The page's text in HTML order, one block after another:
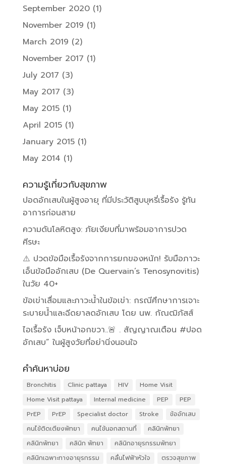
September 2020(1)
November 2019 (1)
March 2019 (2)
November 2017 (1)
July 2017 (3)
May 2017 (3)
May 2015(1)
April 2015(1)
January 2015(1)
May 2014 (1)
ความรู้เกี่ยวกับสุขภาพ
ปอดอักเสบในผู้สูงอายุ ที่มีประวัติสูบบุหรี่เรื้อรัง รู้ทัน
อาการก่อนสาย
ความดันโลหิตสูง: ภัยเงียบที่มาพร้อมอาการปวด
ศีรษะ
⚠️ ปวดข้อมือเรื้อรังจากการยกของหนัก! รับมือภาวะ
เอ็นข้อมืออักเสบ (De Quervain’s Tenosynovitis)
ในวัย 40+
ข้อเข่าเสื่อมและภาวะน้ำในข้อเข่า: กรณีศึกษาการเจาะ
ระบายน้ำและฉีดยาลดอักเสบ โดย นพ. กัณฒิภัสส์
ไอเรื้อรัง เจ็บหน้าอกขวา..🚨 . สัญญาณเตือน #ปอด
อักเสบ” ในผู้สูงวัยที่อย่านิ่งนอนใจ
คำค้นหาบ่อย
Bronchitis Clinic pattaya HIV
Home Visit
Home Visit pattaya
Internal medicine PEP
PEP
PrEP
PrEP Specialist doctor Stroke
ข้ออักเสบ
คนไข้ติดเตียงพัทยา
คนไข้นอกสถานที่
คลินิกพัทยา
คลินิกพัทยา
คลินิก พัทยา
คลินิกอายุรกรรมพัทยา
คลินิกเฉพาะทางอายุรกรรม
คลื่นไฟฟ้าหัวใจ
ตรวจสุขภาพ